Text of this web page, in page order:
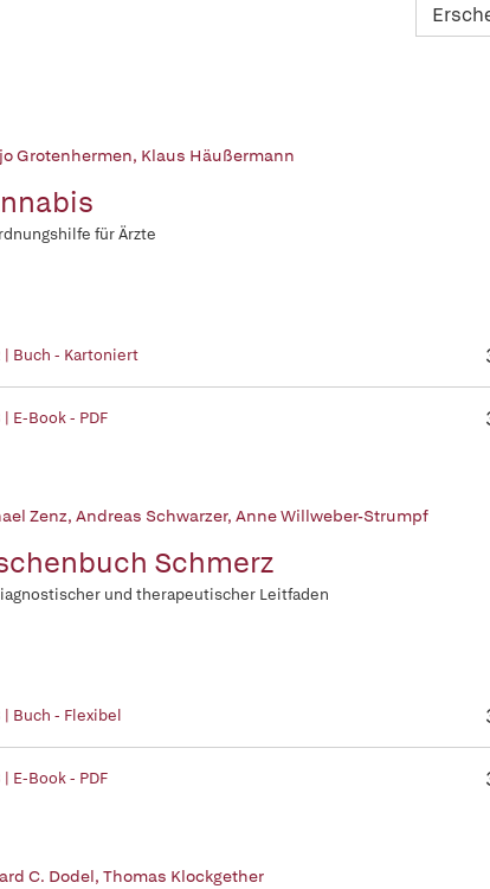
Grotenhermen, Klaus Häußermann
für Ärzte
| Buch - Kartoniert
E-Book - PDF
Zenz, Andreas Schwarzer, Anne Willweber-Strumpf
Schmerz
und therapeutischer Leitfaden
| Buch - Flexibel
E-Book - PDF
C. Dodel, Thomas Klockgether